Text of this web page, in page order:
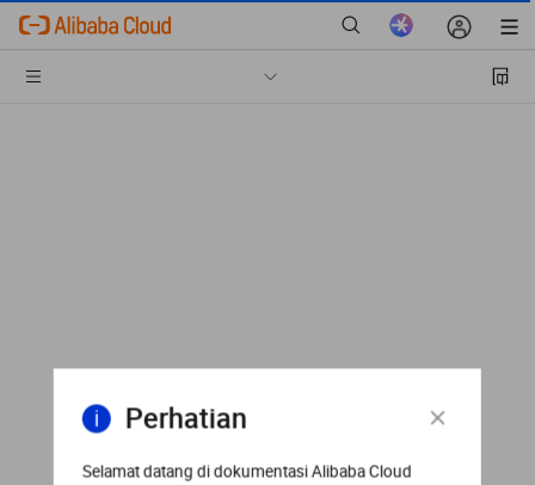
Perhatian
Selamat datang di dokumentasi Alibaba Cloud